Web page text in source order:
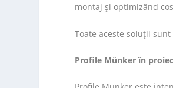
montaj și optimizând
Toate aceste soluții
Profile Münker în